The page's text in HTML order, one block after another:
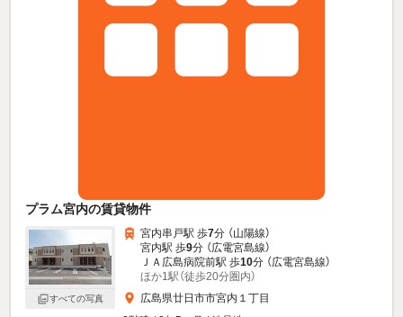
プラム宮内の賃貸物件
すべての写真
宮内串戸駅 歩7分 （山陽線）
宮内駅 歩9分 （広電宮島線）
ＪＡ広島病院前駅 歩10分 （広電宮島線）
ほか1駅（徒歩20分圏内）
広島県廿日市市宮内１丁目